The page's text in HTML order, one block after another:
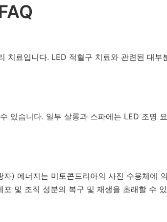
료입니다. LED 적혈구 치료와 관련된 대
있습니다. 일부 살롱과 스파에는 LED 조명
) 에너지는 미토콘드리아의 사진 수용체에
및 조직 성분의 복구 및 재생을 초래할 수